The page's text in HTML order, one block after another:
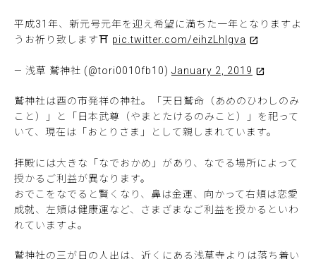
平成31年、新元号元年を迎え希望に満ちた一年となりますよ
うお祈り致します⛩ pic.twitter.com/eihzLhlgva
— 浅草 鷲神社 (@tori0010fb10) January 2, 2019
鷲神社は酉の市発祥の神社。「天日鷲命（あめのひわしのみ
こと）」と「日本武尊（やまとたけるのみこと）」を祀って
いて、現在は「おとりさま」として親しまれています。
拝殿には大きな「なでおかめ」があり、なでる場所によって
授かるご利益が異なります。
おでこをなでると賢くなり、鼻は金運、向かって右頬は恋愛
成就、左頬は健康運など、さまざまなご利益を授かるといわ
れていますよ。
鷲神社の三が日の人出は、近くにある浅草寺よりは落ち着い